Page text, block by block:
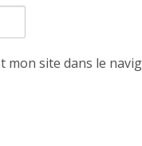
mon site dans le